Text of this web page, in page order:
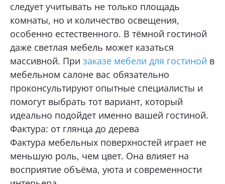
следует учитывать не только площадь
комнаты, но и количество освещения,
особенно естественного. В тёмной гостиной
даже светлая мебель может казаться
массивной. При заказе мебели для гостиной в
мебельном салоне вас обязательно
проконсультируют опытные специалисты и
помогут выбрать тот вариант, который
идеально подойдет именно вашей гостиной.
Фактура: от глянца до дерева
Фактура мебельных поверхностей играет не
меньшую роль, чем цвет. Она влияет на
восприятие объёма, уюта и современности